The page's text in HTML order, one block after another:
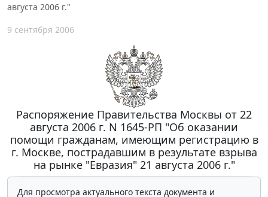
августа 2006 г."
9 сентября 2006
Распоряжение Правительства Москвы от 22
августа 2006 г. N 1645-РП "Об оказании
помощи гражданам, имеющим регистрацию в
г. Москве, пострадавшим в результате взрыва
на рынке "Евразия" 21 августа 2006 г."
Для просмотра актуального текста документа и